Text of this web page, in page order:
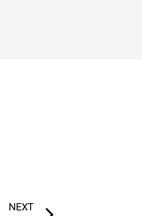
NEXT